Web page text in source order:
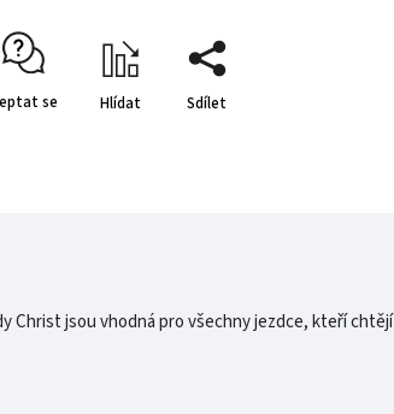
se Hlídat Sdílet
Christ jsou vhodná pro všechny jezdce, kteří chtějí